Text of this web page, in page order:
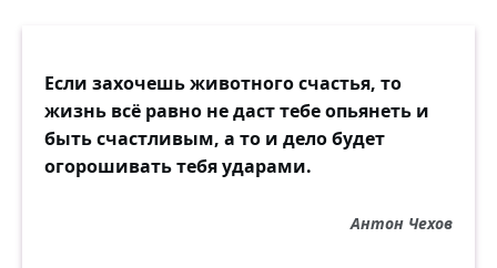
Если захочешь животного счастья, то
жизнь всё равно не даст тебе опьянеть и
быть счастливым, а то и дело будет
огорошивать тебя ударами.
Антон Чехов